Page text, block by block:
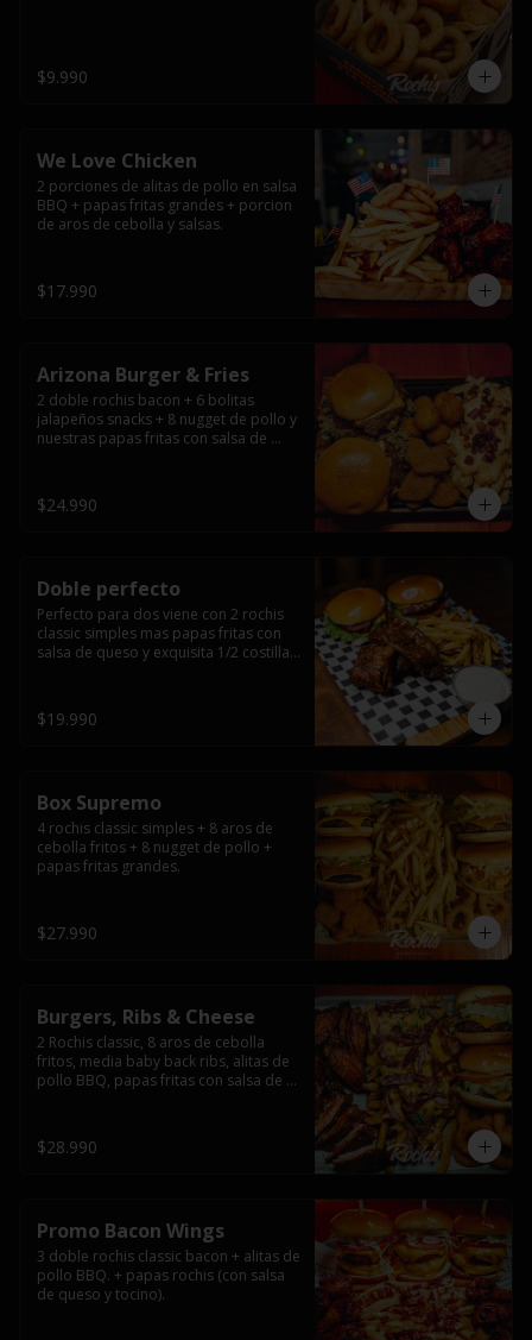
$9.990
We Love Chicken
2 porciones de alitas de pollo en salsa
BBQ + papas fritas grandes + porcion
de aros de cebolla y salsas.
$17.990
Arizona Burger & Fries
2 doble rochis bacon + 6 bolitas
jalapeños snacks + 8 nugget de pollo y
nuestras papas fritas con salsa de
$24.990
Doble perfecto
Perfecto para dos viene con 2 rochis
classic simples mas papas fritas con
salsa de queso y exquisita 1/2 costilla
$19.990
Box Supremo
4 rochis classic simples + 8 aros de
cebolla fritos + 8 nugget de pollo +
papas fritas grandes.
$27.990
Burgers, Ribs & Cheese
2 Rochis classic, 8 aros de cebolla
fritos, media baby back ribs, alitas de
pollo BBQ, papas fritas con salsa de
$28.990
Promo Bacon Wings
3 doble rochis classic bacon + alitas de
pollo BBQ. + papas rochis (con salsa
de queso y tocino).